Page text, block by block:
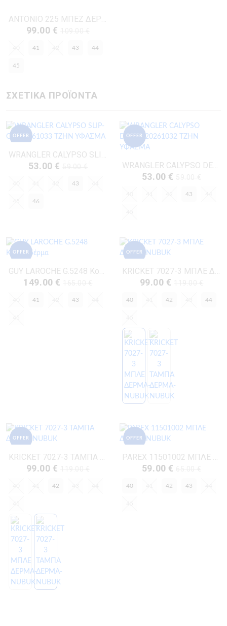
ANTONIO 225 ΜΠΕΖ ΔΕΡΜΑ-NUBUK
99.00 €
41 43 44
45
ΣΧΕΤΙΚΑ ΠΡΟΪΟΝΤΑ
OFFER
WRANGLER CALYPSO SLIP-ON-20261033 ΤΖΗΝ ΥΦΑΣΜΑ
53.00 €
43
46
OFFER
WRANGLER CALYPSO DERBY-20261032 ΤΖΗΝ ΥΦΑΣΜΑ
53.00 €
43
OFFER
GUY LAROCHE G.5248 Κονιάκ Δέρμα
149.00 €
41 43
OFFER
KRICKET 7027-3 ΜΠΛΕ ΔΕΡΜΑ-NUBUK
99.00 €
40 42 44
OFFER
KRICKET 7027-3 ΤΑΜΠΑ ΔΕΡΜΑ-NUBUK
99.00 €
42
OFFER
PAREX 11501002 ΜΠΛΕ ΔΕΡΜΑ-NUBUK
59.00 €
40 42 43